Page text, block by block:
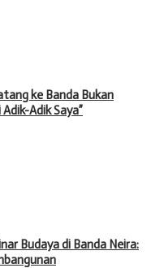
ke Banda Bukan
Adik Saya”
Budaya di Banda Neira: